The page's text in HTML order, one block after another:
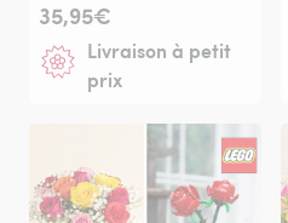
35,95€
Livraison à petit
prix